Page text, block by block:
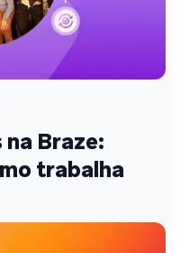
Braze:
trabalha